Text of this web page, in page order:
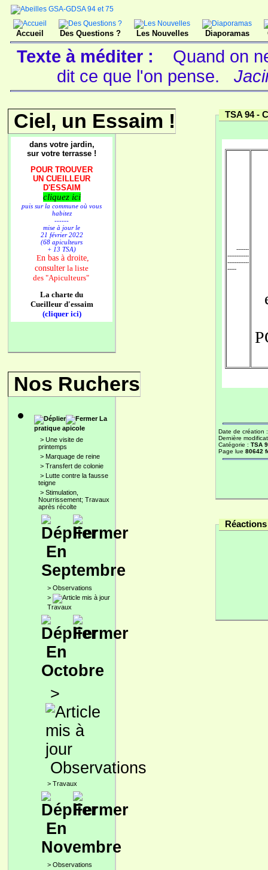
Accueil Des Questions ? Les Nouvelles Diaporamas
Texte à méditer :
Quand on
dit ce que l'on pense.
Ciel, un Essaim !
dans votre jardin,
sur votre terrasse !
POUR TROUVER
UN CUEILLEUR
D'ESSAIM
cliquez ici
puis sur la commune où vous
habitez
------
mise à jour le
21 février 2022
(68 apiculteurs
+ 13 TSA)
En bas à droite,
consulter la liste
des "Apiculteurs"
La charte du
Cueilleur d'essaim
(cliquer ici)
Nos Ruchers
La
pratique apicole
> Une visite de
printemps
> Marquage de reine
> Transfert de colonie
> Lutte contre la fausse
teigne
> Stimulation,
Nourrissement; Travaux
après récolte
En
Septembre
> Observations
>
Travaux
En
Octobre
>
Observations
> Travaux
En
Novembre
> Observations
TSA 94 -
-------
------------
------------
-----
Date de création
Dernière
Catégorie : TSA
Page lue 80642